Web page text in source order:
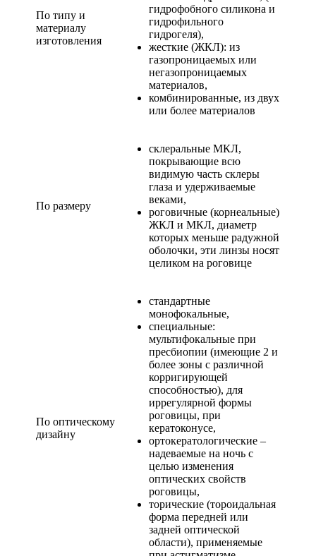
По типу и
материалу
изготовления
гидрофобного силикона и
гидрофильного
гидрогеля),
жесткие (ЖКЛ): из
газопроницаемых или
негазопроницаемых
материалов,
комбинированные, из двух
или более материалов
По размеру
склеральные МКЛ,
покрывающие всю
видимую часть склеры
глаза и удерживаемые
веками,
роговичные (корнеальные)
ЖКЛ и МКЛ, диаметр
которых меньше радужной
оболочки, эти линзы носят
целиком на роговице
По оптическому
дизайну
стандартные
монофокальные,
специальные:
мультифокальные при
пресбиопии (имеющие 2 и
более зоны с различной
корригирующей
способностью), для
иррегулярной формы
роговицы, при
кератоконусе,
ортокератологические –
надеваемые на ночь с
целью изменения
оптических свойств
роговицы,
торические (тороидальная
форма передней или
задней оптической
области), применяемые